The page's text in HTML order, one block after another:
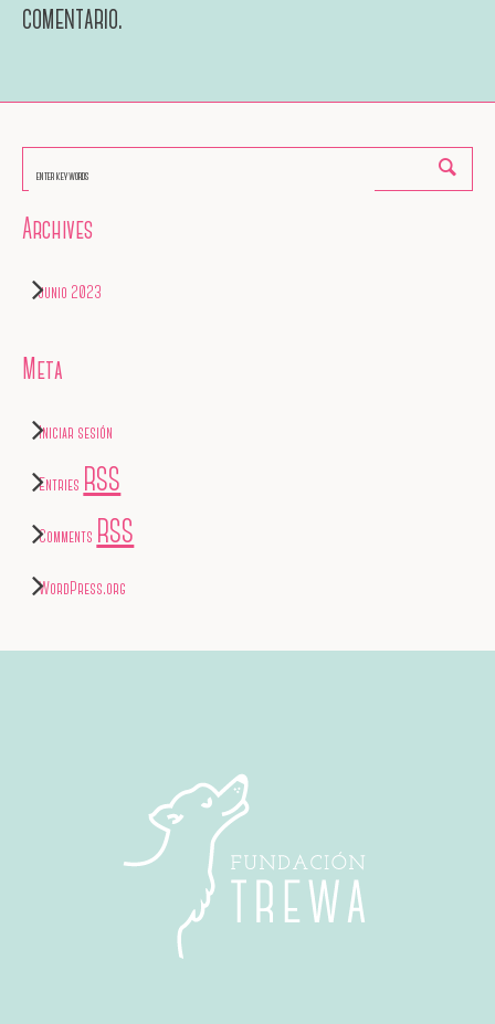
comentario.
Archives
junio 2023
Meta
Iniciar sesión
Entries RSS
Comments RSS
WordPress.org